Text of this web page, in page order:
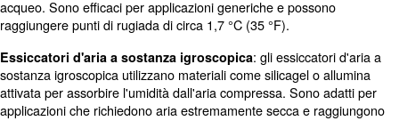
Sistemi di essiccamento: questi sistemi utilizzano
Manutenzione regolare: garantire una manutenzione e
dimensionamento corretti delle apparecchiature e dei